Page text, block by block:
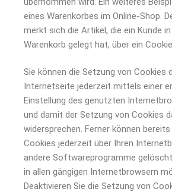
eines Warenkorbes im Online-Shop.
merkt sich die Artikel, die ein Kunde
Warenkorb gelegt hat, über ein Cookie.
Sie können die Setzung von Cookies
Internetseite jederzeit mittels einer
Einstellung des genutzten
und damit der Setzung von Cookies
widersprechen. Ferner können
Cookies jederzeit über Ihren
andere Softwareprogramme
in allen gängigen Internetbrowsern
Deaktivieren Sie die Setzung von